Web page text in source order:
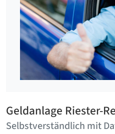
Geldanlage Riester-
Selbstverständlich mit